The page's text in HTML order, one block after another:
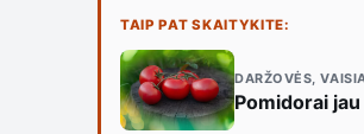
TAIP PAT SKAITYKITE:
DARŽOVĖS,
Pomidorai